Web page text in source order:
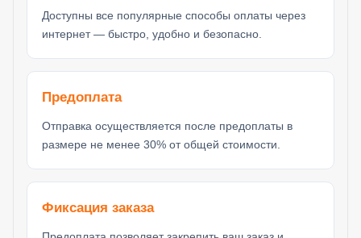
Доступны все популярные способы оплаты через
интернет — быстро, удобно и безопасно.
Предоплата
Отправка осуществляется после предоплаты в
размере не менее 30% от общей стоимости.
Фиксация заказа